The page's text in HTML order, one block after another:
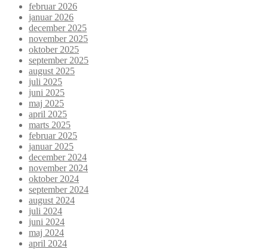
februar 2026
januar 2026
december 2025
november 2025
oktober 2025
september 2025
august 2025
juli 2025
juni 2025
maj 2025
april 2025
marts 2025
februar 2025
januar 2025
december 2024
november 2024
oktober 2024
september 2024
august 2024
juli 2024
juni 2024
maj 2024
april 2024